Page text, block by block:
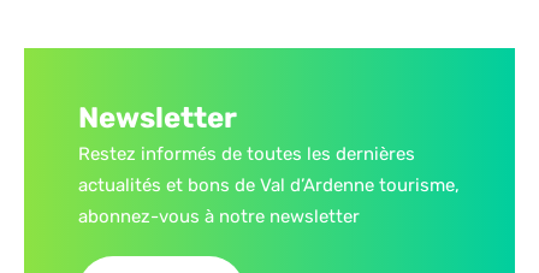
Newsletter
Restez informés de toutes les dernières
actualités et bons de Val d’Ardenne tourisme,
abonnez-vous à notre newsletter